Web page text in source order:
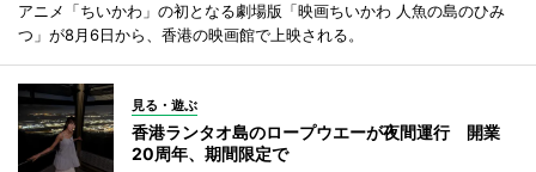
アニメ「ちいかわ」の初となる劇場版「映画ちいかわ 人魚の島のひみ
つ」が8月6日から、香港の映画館で上映される。
見る・遊ぶ
香港ランタオ島のロープウエーが夜間運行 開業
20周年、期間限定で